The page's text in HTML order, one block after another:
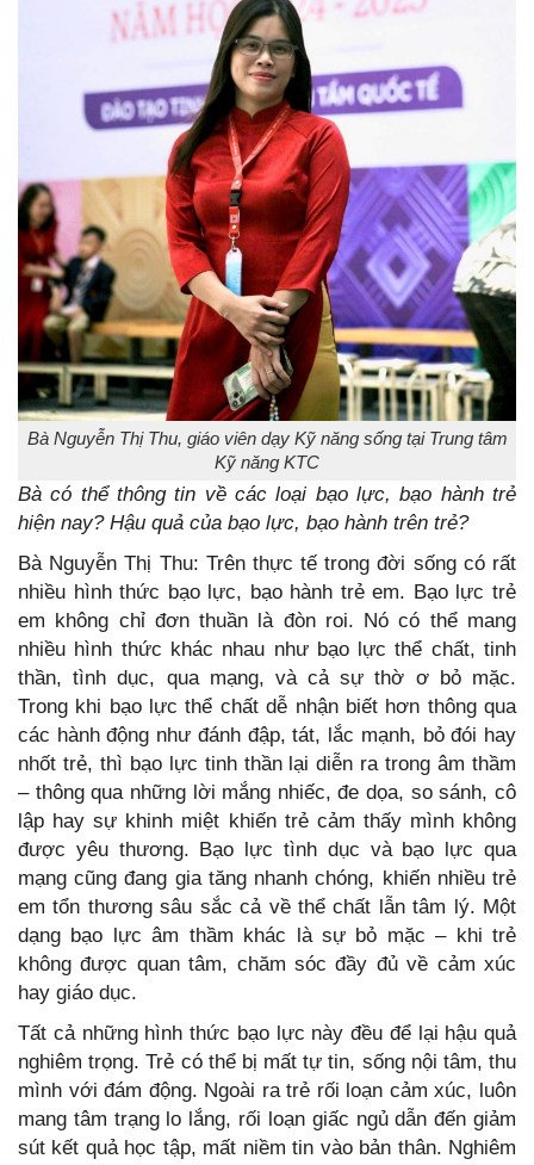
Bà Nguyễn Thị Thu, giáo viên dạy Kỹ năng sống tại Trung tâm
Kỹ năng KTC
Bà có thể thông tin về các loại bạo lực, bạo hành trẻ
hiện nay? Hậu quả của bạo lực, bạo hành trên trẻ?
Bà Nguyễn Thị Thu: Trên thực tế trong đời sống có rất
nhiều hình thức bạo lực, bạo hành trẻ em. Bạo lực trẻ
em không chỉ đơn thuần là đòn roi. Nó có thể mang
nhiều hình thức khác nhau như bạo lực thể chất, tinh
thần, tình dục, qua mạng, và cả sự thờ ơ bỏ mặc.
Trong khi bạo lực thể chất dễ nhận biết hơn thông qua
các hành động như đánh đập, tát, lắc mạnh, bỏ đói hay
nhốt trẻ, thì bạo lực tinh thần lại diễn ra trong âm thầm
– thông qua những lời mắng nhiếc, đe dọa, so sánh, cô
lập hay sự khinh miệt khiến trẻ cảm thấy mình không
được yêu thương. Bạo lực tình dục và bạo lực qua
mạng cũng đang gia tăng nhanh chóng, khiến nhiều trẻ
em tổn thương sâu sắc cả về thể chất lẫn tâm lý. Một
dạng bạo lực âm thầm khác là sự bỏ mặc – khi trẻ
không được quan tâm, chăm sóc đầy đủ về cảm xúc
hay giáo dục.
Tất cả những hình thức bạo lực này đều để lại hậu quả
nghiêm trọng. Trẻ có thể bị mất tự tin, sống nội tâm, thu
mình với đám động. Ngoài ra trẻ rối loạn cảm xúc, luôn
mang tâm trạng lo lắng, rối loạn giấc ngủ dẫn đến giảm
sút kết quả học tập, mất niềm tin vào bản thân. Nghiêm